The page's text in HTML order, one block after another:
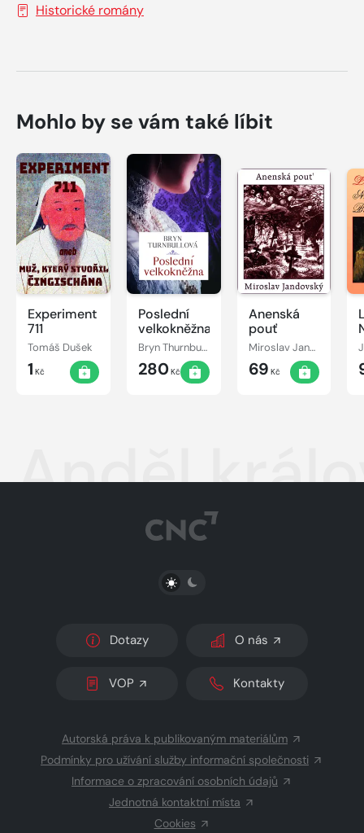
Historické romány
Mohlo by se vám také líbit
Experiment
711
Tomáš Dušek
1 Kč
Poslední
velkokněžna
Bryn Thurnbullová
280Kč
Anenská
pouť
Miroslav Jandovský
69 Kč
Anděl
PŘEPNOUT SVĚTLÝ/TMAVÝ REŽIM
Dotazy O nás
VOP Kontakty
Autorská práva k publikovaným materiálům
Podmínky pro užívání služby informační společnosti
Informace o zpracování osobních údajů
Jednotná kontaktní místa
Cookies